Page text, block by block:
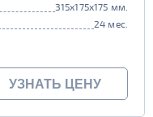
315x175x175 мм.
24 мес.
УЗНАТЬ ЦЕНУ